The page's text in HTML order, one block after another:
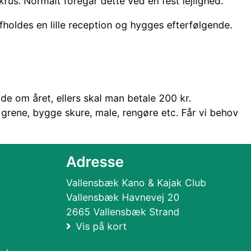
en lille reception og hygges efterfølgende.
om året, ellers skal man betale 200 kr.
bygge skure, male, rengøre etc. Får vi behov
Adresse
Vallensbæk Kano & Kajak Club
Vallensbæk Havnevej 20
2665 Vallensbæk Strand
Vis på kort